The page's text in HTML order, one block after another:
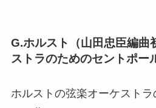
G.ホルスト（山田忠臣編曲
ストラのためのセントポー
ホルストの弦楽オーケスト